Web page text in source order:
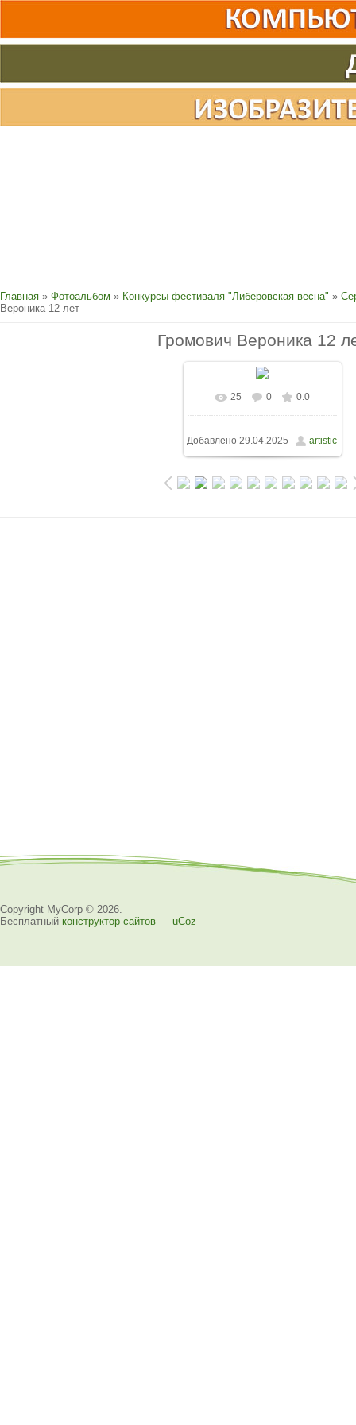
Главная » Фотоальбом » Конкурсы фестиваля "Либеровская весна" »
Вероника 12 лет
Громович Вероника 12
25 0 0.0
Добавлено 29.04.2025 artistic
Copyright MyCorp © 2026
Бесплатный конструктор сайтов — uCoz